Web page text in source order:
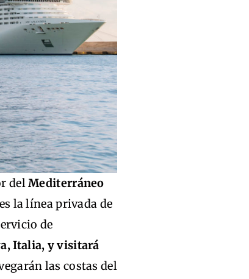
delMediterráneo
la línea privada de
de
Italia, y visitará
las costas del